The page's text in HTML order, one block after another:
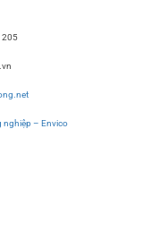
205
nghiệp – Envico